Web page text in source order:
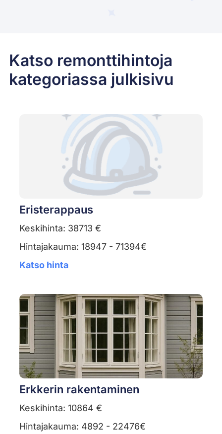
Katso remonttihintoja
kategoriassa julkisivu
Eristerappaus
Keskihinta: 38713 €
Hintajakauma: 18947 - 71394€
Katso hinta
Erkkerin rakentaminen
Keskihinta: 10864 €
Hintajakauma: 4892 - 22476€